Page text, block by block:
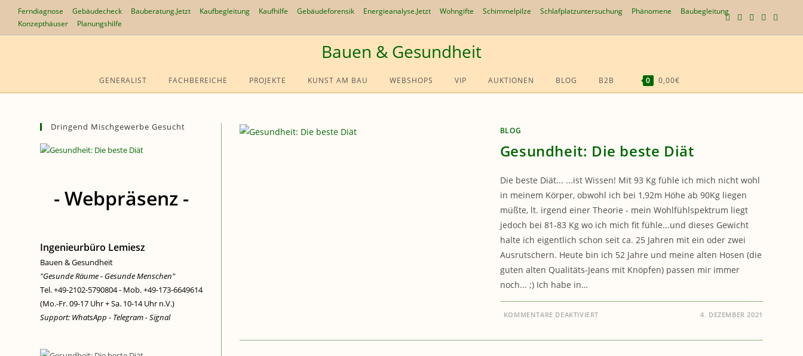
Inhalt
springen
Ferndiagnose Gebäudecheck Bauberatung.Jetzt Kaufbegleitung Kaufhilfe Gebäudeforensik Energieanalyse.Jetzt Wohngifte Schimmelpilze Schlafplatzuntersuchung Phänomene
Baubegleitung
Konzepthäuser
Planungshilfe
Bauen & Gesundheit
GENERALIST FACHBEREICHE PROJEKTE KUNST AM BAU WEBSHOPS VIP AUKTIONEN BLOG B2B 0 0,00€
WEBSITE-
Dringend Mischgewerbe Gesucht
- Webpräsenz -
Ingenieurbüro Lemiesz
Bauen & Gesundheit
"Gesunde Räume - Gesunde Menschen"
Tel. +49-2102-5790804 - Mob. +49-173-6649614
(Mo.-Fr. 09-17 Uhr + Sa. 10-14 Uhr n.V.)
Support: WhatsApp - Telegram - Signal
BLOG
Gesundheit: Die beste Diät
Die beste Diät... ...ist Wissen! Mit 93 Kg fühle ich mich nicht wohl
in meinem Körper, obwohl ich bei 1,92m Höhe ab 90Kg liegen
müßte, lt. irgend einer Theorie - mein Wohlfühlspektrum liegt
jedoch bei 81-83 Kg wo ich mich fit fühle...und dieses Gewicht
halte ich eigentlich schon seit ca. 25 Jahren mit ein oder zwei
Ausrutschern. Heute bin ich 52 Jahre und meine alten Hosen (die
guten alten Qualitäts-Jeans mit Knöpfen) passen mir immer
noch... ;) Ich habe in…
KOMMENTARE DEAKTIVIERT
BESTE
4. DEZEMBER 2021